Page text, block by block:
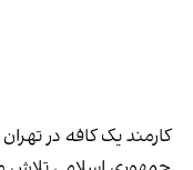
کارمند یک کافه در